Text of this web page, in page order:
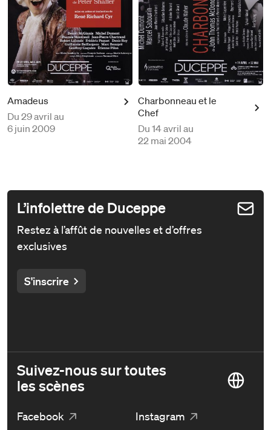
Amadeus
Du 29 avril au
6 juin 2009
Charbonneau et le
Chef
Du 14 avril au
22 mai 2004
L’infolettre de Duceppe
Restez à l’affût de nouvelles et d’offres
exclusives
S'inscrire
Suivez-nous sur toutes
les scènes
Facebook
Instagram